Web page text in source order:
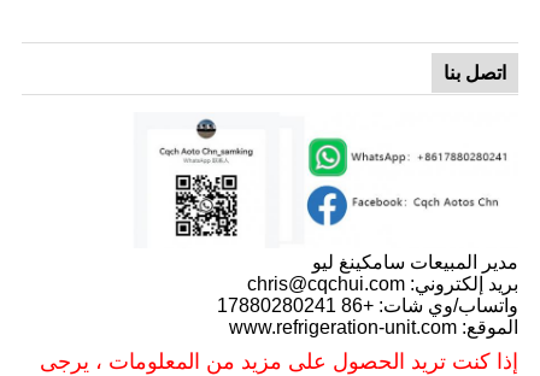
اتصل بنا
مدير المبيعات سامكينغ ليو
بريد إلكتروني: chris@cqchui.com
واتساب/وي شات: +86 17880280241
الموقع: www.refrigeration-unit.com
إذا كنت تريد الحصول على مزيد من المعلومات ، يرجى